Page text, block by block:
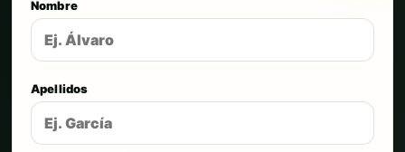
Nombre
Apellidos